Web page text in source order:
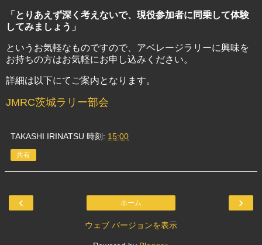
「とりあえず深く考えないで、現役参加者に同乗して体験
してみましょう」
というお気軽なものですので、アベレージラリーに興味を
お持ちの方はお気軽にお申し込みください。
詳細は以下にてご案内となります。
JMRC茨城ラリー部会
TAKASHI IRINATSU 時刻: 15:00
共有
‹ ›
ホーム
ウェブ バージョンを表示